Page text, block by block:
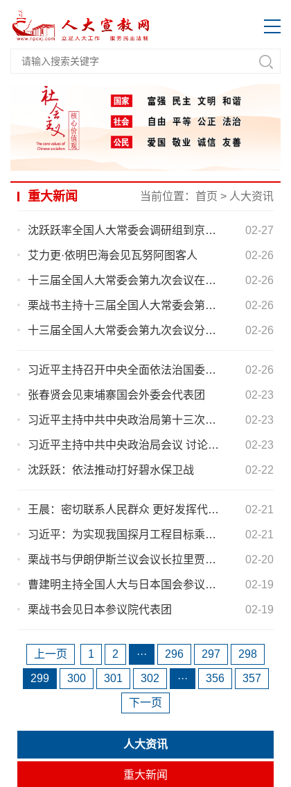
重大新闻 当前位置： 首页 > 人大资讯
沈跃跃率全国人大常委会调研组到京调研 02-27
艾力更·依明巴海会见瓦努阿图客人 02-26
十三届全国人大常委会第九次会议在京举行 栗战书主持 02-26
栗战书主持十三届全国人大常委会第二十五次委员长会议 02-26
十三届全国人大常委会第九次会议分组审议全国人大常委会工作报告稿 栗战书参加审议 02-26
习近平主持召开中央全面依法治国委员会第二次会议 02-26
张春贤会见柬埔寨国会外委会代表团 02-23
习近平主持中共中央政治局第十三次集体学习 02-23
习近平主持中共中央政治局会议 讨论政府工作报告 02-23
沈跃跃：依法推动打好碧水保卫战 02-22
王晨：密切联系人民群众 更好发挥代表作用 02-21
习近平：为实现我国探月工程目标乘胜前进 为推动世界航天事业发展继续努力 02-21
栗战书与伊朗伊斯兰议会议长拉里贾尼举行会谈 02-20
曹建明主持全国人大与日本国会参议院定期交流机制第八次会议 02-19
栗战书会见日本参议院代表团 02-19
上一页 1 2 ··· 296 297 298
299 300 301 302 ··· 356 357
下一页
人大资讯
重大新闻